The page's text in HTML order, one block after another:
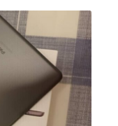
บซื้อสินค้าไอทีลาดพร้าว
เล็ตใน พื้นที่
รามอินทรา พร้อมจ่าย
อ iPhone Samsung
วัฒนะ บางแค วัชรพล
นที่ เขตลาดพร้าว, รัช
— นัดรับสะดวกทุกเขต
อไอแพด, รับซื้อมือถือ